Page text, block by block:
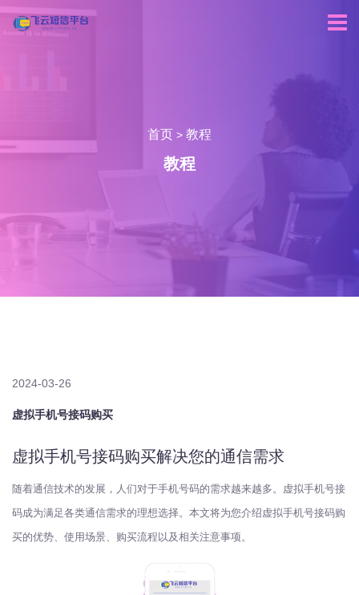
首页 > 教程
教程
2024-03-26
虚拟手机号接码购买
虚拟手机号接码购买解决您的通信需求
随着通信技术的发展，人们对于手机号码的需求越来越多。虚拟手机号接
码成为满足各类通信需求的理想选择。本文将为您介绍虚拟手机号接码购
买的优势、使用场景、购买流程以及相关注意事项。